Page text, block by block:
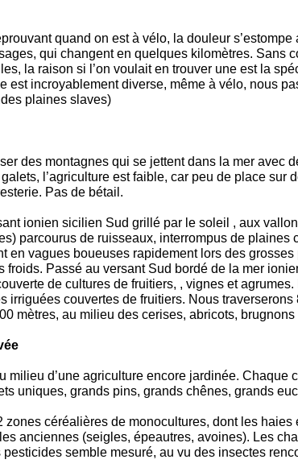
quand on est à vélo, la douleur
qui changent en quelques kilomètres.
la raison si l’on voulait en trouver une est la
est incroyablement diverse, même à vélo, nous
plaines slaves)
des montagnes qui se jettent dans la mer avec
l’agriculture est faible, car peu de place
Pas de bétail.
ionien sicilien Sud grillé par le soleil , aux
parcourus de ruisseaux, interrompus de
en vagues boueuses rapidement lors des
Passé au versant Sud bordé de la mer
de cultures de fruitiers, , vignes et
irriguées couvertes de fruitiers. Nous
mètres, au milieu des cerises, abricots,
milieu d’une agriculture encore jardinée.
uniques, grands pins, grands chênes, grands
céréalières de monocultures, dont les
anciennes (seigles, épeautres, avoines). Les
pesticides semble mesuré, au vu des insectes